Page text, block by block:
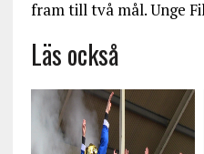
fram till två mål. Unge
Läs också